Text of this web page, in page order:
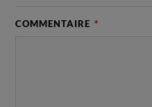
COMMENTAIRE *